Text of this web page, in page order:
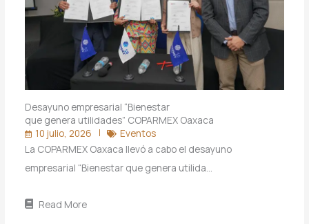
Desayuno empresarial “Bienestar
que genera utilidades” COPARMEX Oaxaca
10 julio, 2026
Eventos
La COPARMEX Oaxaca llevó a cabo el desayuno
empresarial “Bienestar que genera utilida…
Read More